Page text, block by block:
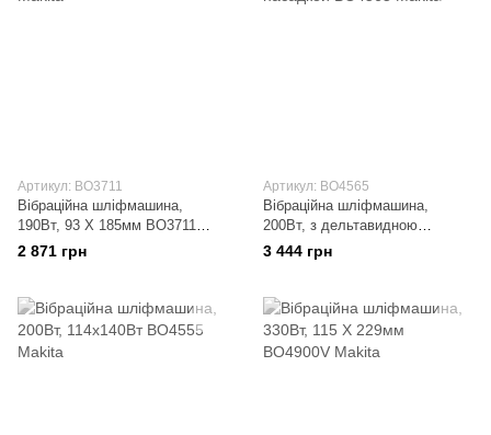
Артикул: BO3711
Вібраційна шліфмашина,
190Вт, 93 Х 185мм BO3711
Makita
2 871 грн
Артикул: BO4565
Вібраційна шліфмашина,
200Вт, з дельтавидною
насадкой BO4565 Makita
3 444 грн